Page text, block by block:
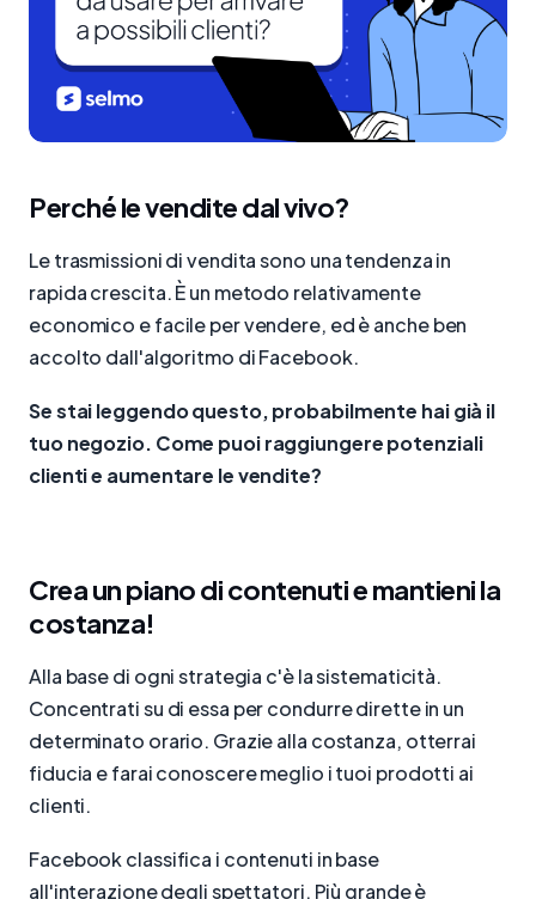
Perché le vendite dal vivo?
Le trasmissioni di vendita sono una tendenza in
rapida crescita. È un metodo relativamente
economico e facile per vendere, ed è anche ben
accolto dall'algoritmo di Facebook.
Se stai leggendo questo, probabilmente hai già il
tuo negozio. Come puoi raggiungere potenziali
clienti e aumentare le vendite?
Crea un piano di contenuti e mantieni la
costanza!
Alla base di ogni strategia c'è la sistematicità.
Concentrati su di essa per condurre dirette in un
determinato orario. Grazie alla costanza, otterrai
fiducia e farai conoscere meglio i tuoi prodotti ai
clienti.
Facebook classifica i contenuti in base
all'interazione degli spettatori. Più grande è